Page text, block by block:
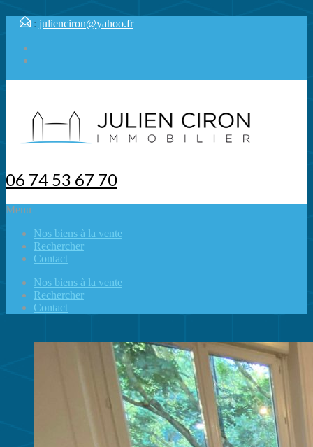
: julienciron@yahoo.fr
06 74 53 67 70
Menu
Nos biens à la vente
Rechercher
Contact
Nos biens à la vente
Rechercher
Contact